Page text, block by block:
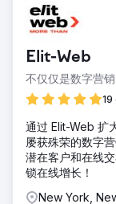
Elit-Web
不仅仅是数字营销
19
通过 Elit-Web 扩
屡获殊荣的数字
潜在客户和在线
锁在线增长！
New York,